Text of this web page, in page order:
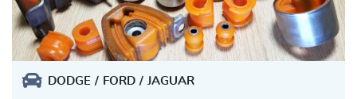
DODGE FORD JAGUAR